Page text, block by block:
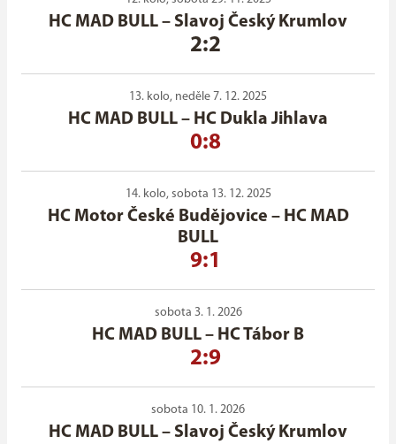
HC MAD BULL – Slavoj Český Krumlov
2:2
13. kolo, neděle 7. 12. 2025
HC MAD BULL – HC Dukla Jihlava
0:8
14. kolo, sobota 13. 12. 2025
HC Motor České Budějovice – HC MAD
BULL
9:1
sobota 3. 1. 2026
HC MAD BULL – HC Tábor B
2:9
sobota 10. 1. 2026
HC MAD BULL – Slavoj Český Krumlov